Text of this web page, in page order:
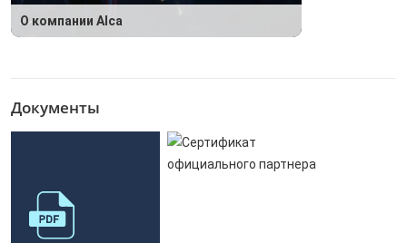
О компании Alca
Документы